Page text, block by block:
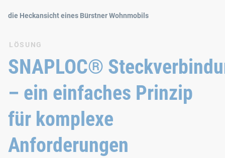
die Heckansicht eines Bürstner Wohnmobils
LÖSUNG
SNAPLOC®
– ein einfaches Prinzip
für komplexe
Anforderungen